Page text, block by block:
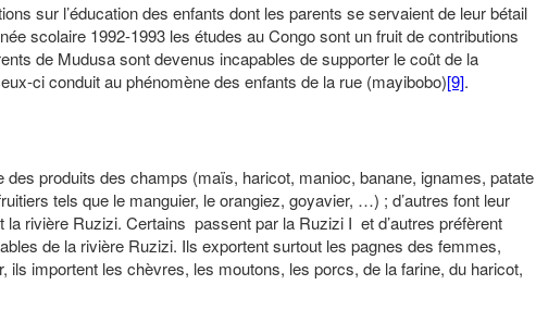
sur l’éducation des enfants dont les parents se servaient de leur bétail
scolaire 1992-1993 les études au Congo sont un fruit de contributions
de Mudusa sont devenus incapables de supporter le coût de la
ci conduit au phénomène des enfants de la rue (mayibobo)[9].
produits des champs (maïs, haricot, manioc, banane, ignames, patate
tels que le manguier, le orangiez, goyavier, …) ; d’autres font leur
rivière Ruzizi. Certains passent par la Ruzizi I et d’autres préfèrent
de la rivière Ruzizi. Ils exportent surtout les pagnes des femmes,
importent les chèvres, les moutons, les porcs, de la farine, du haricot,